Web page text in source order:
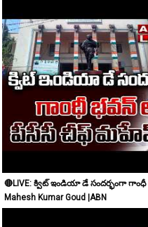
🔴LIVE: క్విట్ ఇండియా డే సందర్భంగా
Mahesh Kumar Goud |ABN